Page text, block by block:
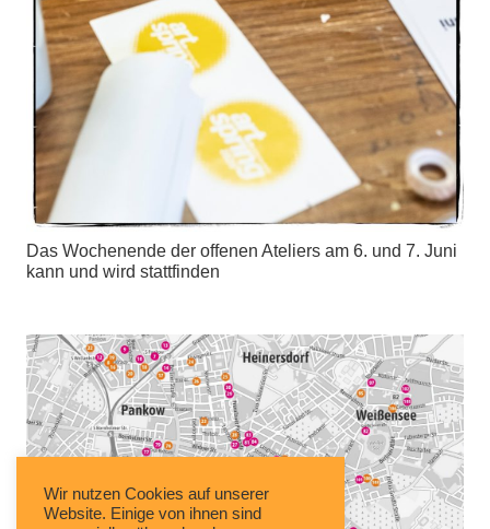
Das Wochenende der offenen Ateliers am 6. und 7. Juni
kann und wird stattfinden
Wir nutzen Cookies auf unserer
Website. Einige von ihnen sind